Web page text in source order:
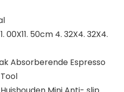
00X11. 50cm 4. 32X4. 32X4.
Absorberende Espresso